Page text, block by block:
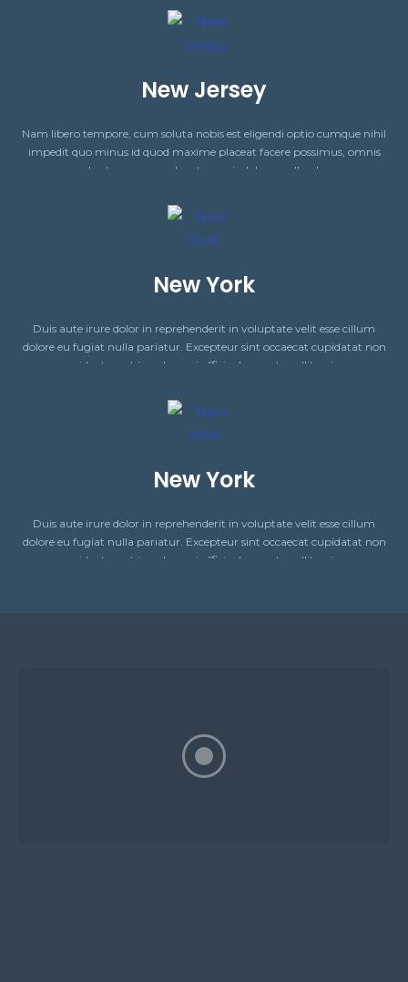
New Jersey
Nam libero tempore, cum soluta nobis est eligendi optio cumque nihil
impedit quo minus id quod maxime placeat facere possimus, omnis
voluptas assumenda est, omnis dolor repellendus.
New York
Duis aute irure dolor in reprehenderit in voluptate velit esse cillum
dolore eu fugiat nulla pariatur. Excepteur sint occaecat cupidatat non
proident, sunt in culpa qui officia deserunt mollit anim.
New York
Duis aute irure dolor in reprehenderit in voluptate velit esse cillum
dolore eu fugiat nulla pariatur. Excepteur sint occaecat cupidatat non
proident, sunt in culpa qui officia deserunt mollit anim.